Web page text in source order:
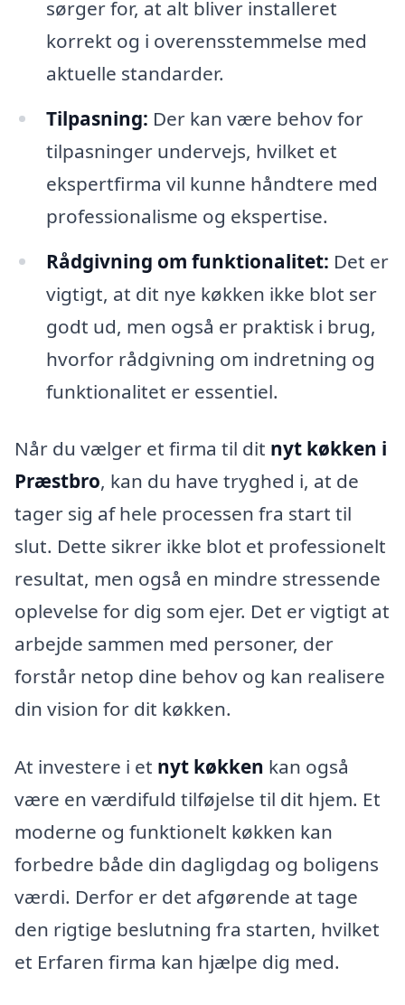
sørger for, at alt bliver installeret
korrekt og i overensstemmelse med
aktuelle standarder.
Tilpasning: Der kan være behov for
tilpasninger undervejs, hvilket et
ekspertfirma vil kunne håndtere med
professionalisme og ekspertise.
Rådgivning om funktionalitet: Det er
vigtigt, at dit nye køkken ikke blot ser
godt ud, men også er praktisk i brug,
hvorfor rådgivning om indretning og
funktionalitet er essentiel.
Når du vælger et firma til dit nyt køkken i
Præstbro, kan du have tryghed i, at de
tager sig af hele processen fra start til
slut. Dette sikrer ikke blot et professionelt
resultat, men også en mindre stressende
oplevelse for dig som ejer. Det er vigtigt at
arbejde sammen med personer, der
forstår netop dine behov og kan realisere
din vision for dit køkken.
At investere i et nyt køkken kan også
være en værdifuld tilføjelse til dit hjem. Et
moderne og funktionelt køkken kan
forbedre både din dagligdag og boligens
værdi. Derfor er det afgørende at tage
den rigtige beslutning fra starten, hvilket
et Erfaren firma kan hjælpe dig med.